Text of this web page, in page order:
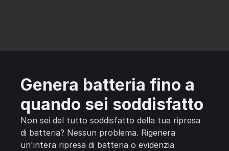
Genera batteria fino a
quando sei soddisfatto
Non sei del tutto soddisfatto della tua ripresa
di batteria? Nessun problema. Rigenera
un'intera ripresa di batteria o evidenzia